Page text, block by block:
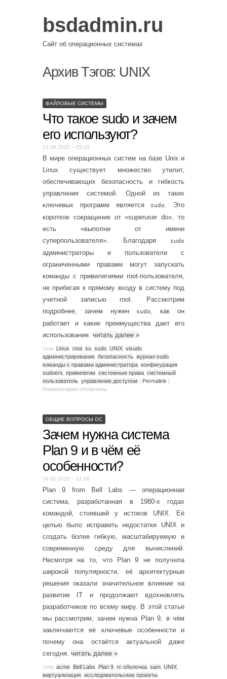
bsdadmin.ru
Сайт об операционных системах
Архив Тэгов: UNIX
ФАЙЛОВЫЕ СИСТЕМЫ
Что такое sudo и зачем
его используют?
13.06.2025 – 05:16
В мире операционных систем на базе Unix и
Linux существует множество утилит,
обеспечивающих безопасность и гибкость
управления системой. Одной из таких
ключевых программ является
sudo. Это
короткое сокращение от «superuser do», то
есть «выполни от имени
суперпользователя». Благодаря
sudo
администраторы и пользователи с
ограниченными правами могут запускать
команды с привилегиями root-пользователя,
не прибегая к прямому входу в систему под
учетной записью root. Рассмотрим
подробнее, зачем нужен
sudo, как он
работает и какие преимущества дает его
использование. читать далее »
тэги: Linux root su sudo UNIX visudo
администрирование безопасность журнал sudo
команды с правами администратора конфигурация
sudoers привилегии системные права системный
пользователь управление доступом | Permalink |
Комментарии отключены
ОБЩИЕ ВОПРОСЫ ОС
Зачем нужна система
Plan 9 и в чём её
особенности?
16.02.2025 – 11:28
Plan 9 from Bell Labs — операционная
система, разработанная в 1980-х годах
командой, стоявшей у истоков UNIX. Её
целью было исправить недостатки UNIX и
создать более гибкую, масштабируемую и
современную среду для вычислений.
Несмотря на то, что Plan 9 не получила
широкой популярности, её архитектурные
решения оказали значительное влияние на
развитие IT и продолжают вдохновлять
разработчиков по всему миру. В этой статье
мы рассмотрим, зачем нужна Plan 9, в чём
заключаются её ключевые особенности и
почему она остаётся актуальной даже
сегодня. читать далее »
тэги: acme Bell Labs Plan 9 rc оболочка sam UNIX
виртуализация исследовательские проекты